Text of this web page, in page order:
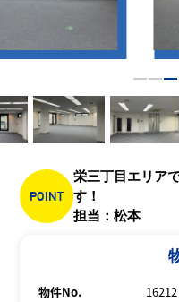
POINT
栄三丁目エリア
す！
担当：松本
物件No.
16212